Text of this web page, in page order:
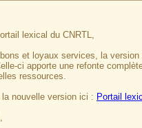
lexical du CNRTL,
et loyaux services, la
ci apporte une refonte
ressources.
nouvelle version ici : Portail